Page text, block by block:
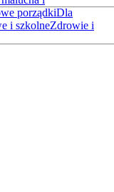
porządkiDla
i szkolneZdrowie i